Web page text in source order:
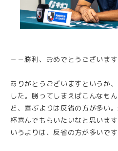
－－勝利、おめでとうございます
ありがとうございますというか
した。勝ってしまえばこんなも
ど、喜ぶよりは反省の方が多い
杯喜んでもらいたいなと思いま
いうよりは、反省の方が多いです